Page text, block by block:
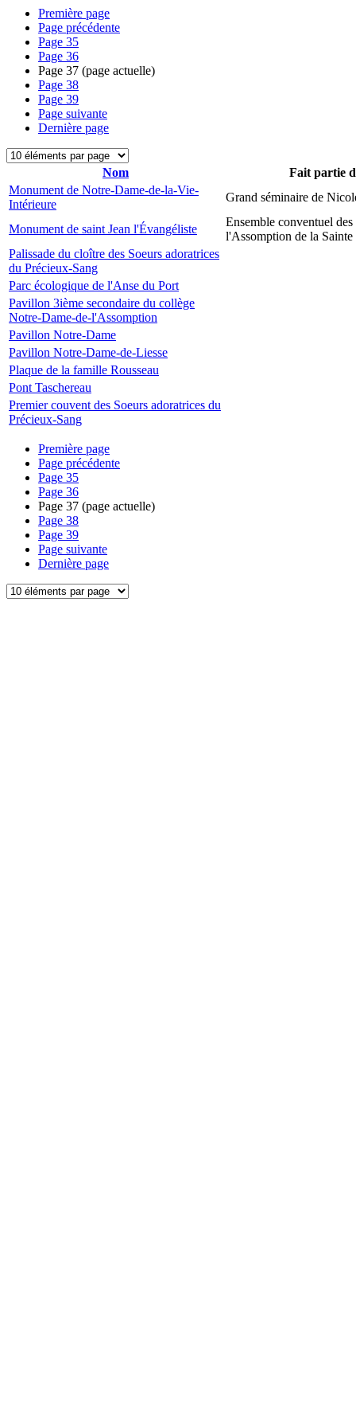
Première page
Page précédente
Page 35
Page 36
Page 37 (page actuelle)
Page 38
Page 39
Page suivante
Dernière page
Nom
Fait partie
Monument de Notre-Dame-de-la-Vie-
Intérieure
Grand séminaire de
Monument de saint Jean l'Évangéliste
Ensemble conventuel des
l'Assomption de la
Palissade du cloître des Soeurs adoratrices
du Précieux-Sang
Parc écologique de l'Anse du Port
Pavillon 3ième secondaire du collège
Notre-Dame-de-l'Assomption
Pavillon Notre-Dame
Pavillon Notre-Dame-de-Liesse
Plaque de la famille Rousseau
Pont Taschereau
Premier couvent des Soeurs adoratrices du
Précieux-Sang
Première page
Page précédente
Page 35
Page 36
Page 37 (page actuelle)
Page 38
Page 39
Page suivante
Dernière page